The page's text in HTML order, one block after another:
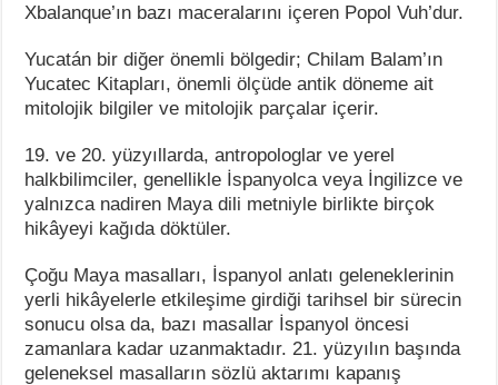
Xbalanque’ın bazı maceralarını içeren Popol Vuh’dur.
Yucatán bir diğer önemli bölgedir; Chilam Balam’ın
Yucatec Kitapları, önemli ölçüde antik döneme ait
mitolojik bilgiler ve mitolojik parçalar içerir.
19. ve 20. yüzyıllarda, antropologlar ve yerel
halkbilimciler, genellikle İspanyolca veya İngilizce ve
yalnızca nadiren Maya dili metniyle birlikte birçok
hikâyeyi kağıda döktüler.
Çoğu Maya masalları, İspanyol anlatı geleneklerinin
yerli hikâyelerle etkileşime girdiği tarihsel bir sürecin
sonucu olsa da, bazı masallar İspanyol öncesi
zamanlara kadar uzanmaktadır. 21. yüzyılın başında
geleneksel masalların sözlü aktarımı kapanış